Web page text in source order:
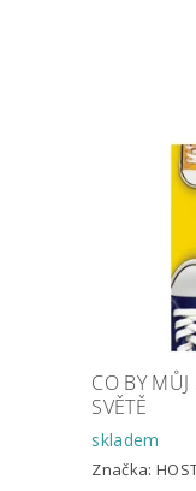
CO BY
SVĚTĚ
skladem
Značka: